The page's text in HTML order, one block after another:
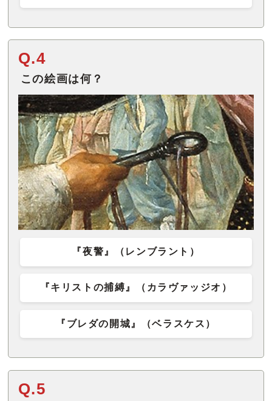
Q.4
この絵画は何？
『夜警』（レンブラント）
『キリストの捕縛』（カラヴァッジオ）
『ブレダの開城』（ベラスケス）
Q.5